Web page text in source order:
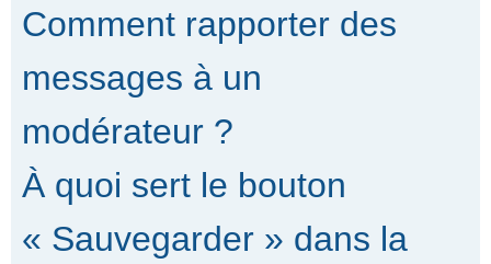
Comment rapporter des
messages à un
modérateur ?
À quoi sert le bouton
« Sauvegarder » dans la